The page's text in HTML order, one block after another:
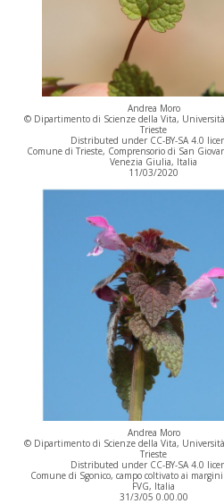
Andrea Moro
© Dipartimento di Scienze della Vita,
Trieste
Distributed under CC-BY-SA 4.0
Comune di Trieste, Comprensorio di San
Venezia Giulia, Italia
11/03/2020
Andrea Moro
© Dipartimento di Scienze della Vita,
Trieste
Distributed under CC-BY-SA 4.0
Comune di Sgonico, campo coltivato ai
FVG, Italia
31/3/05 0.00.00